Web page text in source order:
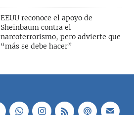
EEUU reconoce el apoyo de
Sheinbaum contra el
narcoterrorismo, pero advierte que
“más se debe hacer”